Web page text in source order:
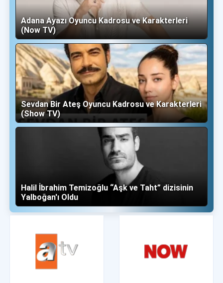
Adana Ayazı Oyuncu Kadrosu ve Karakterleri
(Now TV)
Sevdan Bir Ateş Oyuncu Kadrosu ve Karakterleri
(Show TV)
Halil İbrahim Temizoğlu “Aşk ve Taht” dizisinin
Yalboğan'ı Oldu